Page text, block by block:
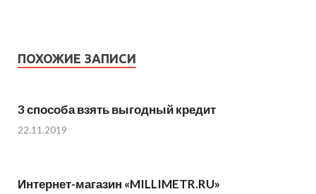
ПОХОЖИЕ ЗАПИСИ
3 способа взять выгодный кредит
22.11.2019
Интернет-магазин «MILLIMETR.RU»